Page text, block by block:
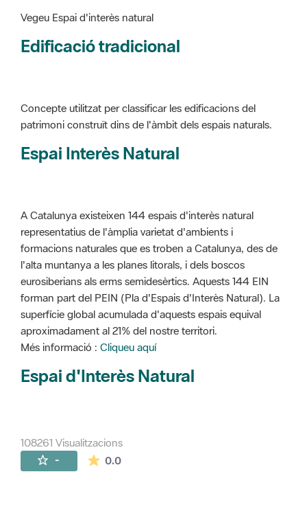
Vegeu Espai d'interès natural
Edificació tradicional
Concepte utilitzat per classificar les edificacions del
patrimoni construït dins de l'àmbit dels espais naturals.
Espai Interès Natural
A Catalunya existeixen 144 espais d'interès natural
representatius de l'àmplia varietat d'ambients i
formacions naturales que es troben a Catalunya, des de
l'alta muntanya a les planes litorals, i dels boscos
eurosiberians als erms semidesèrtics. Aquests 144 EIN
forman part del PEIN (Pla d'Espais d'Interès Natural). La
superfície global acumulada d'aquests espais equival
aproximadament al 21% del nostre territori.
Més informació : Cliqueu aquí
Espai d'Interès Natural
108261 Visualitzacions
- 0.0La mitjana de les valoracions és de 0